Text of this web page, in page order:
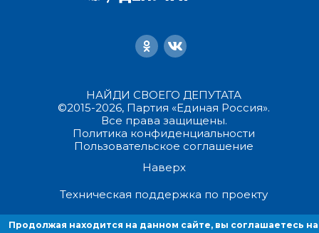
НАЙДИ СВОЕГО ДЕПУТАТА
©2015-2026, Партия «Единая Россия».
Все права защищены.
Политика конфиденциальности
Пользовательское соглашение
Наверх
Техническая поддержка по проекту
Продолжая находиться на данном сайте, вы соглашаетесь на
Продолжая находится на данном сайте, вы соглашаетесь на